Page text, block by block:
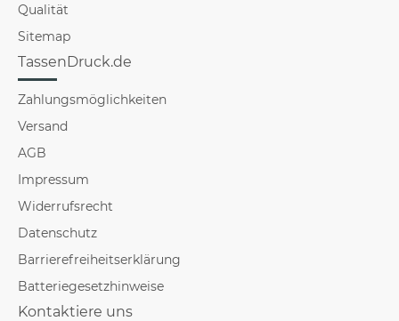
Qualität
Sitemap
TassenDruck.de
Zahlungsmöglichkeiten
Versand
AGB
Impressum
Widerrufsrecht
Datenschutz
Barrierefreiheitserklärung
Batteriegesetzhinweise
Kontaktiere uns